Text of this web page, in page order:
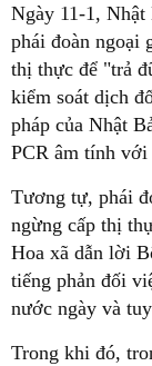
Ngày 11-1,
phái đoàn ngoại
thị thực để "trả
kiểm soát dịch
pháp của Nhật
PCR âm tính
Tương tự, phái
ngừng cấp thị
Hoa xã dẫn lời
tiếng phản đối
nước ngày và
Trong khi đó,